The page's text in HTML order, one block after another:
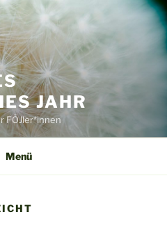
JAHR
FÖJler*innen
Menü